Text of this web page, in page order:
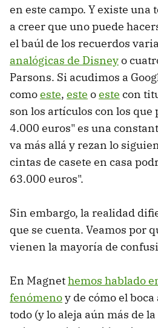
en este campo. Y existe
a creer que uno puede
el baúl de los recuerdos
analógicas de Disneyo
Parsons. Si acudimos a
comoeste, este oeste con
son los artículos con los que
4.000 euros" es una
va más allá y rezan lo
cintas de casete en casa
63.000 euros".
Sin embargo, la realidad
que se cuenta. Veamos por
vienen la mayoría de
En Magnethemos hablado
fenómenoy de cómo el
todo (y lo aleja aún más de